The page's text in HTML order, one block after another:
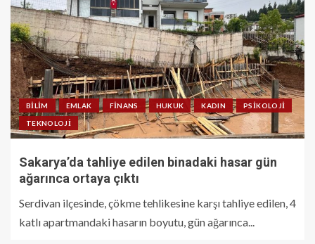
BILIM EMLAK FINANS HUKUK KADIN PSIKOLOJI
TEKNOLOJI
Sakarya’da tahliye edilen binadaki hasar gün
ağarınca ortaya çıktı
Serdivan ilçesinde, çökme tehlikesine karşı tahliye edilen, 4
katlı apartmandaki hasarın boyutu, gün ağarınca...